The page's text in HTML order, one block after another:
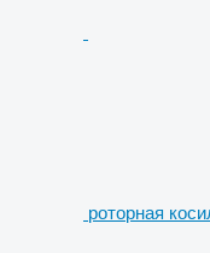
роторная